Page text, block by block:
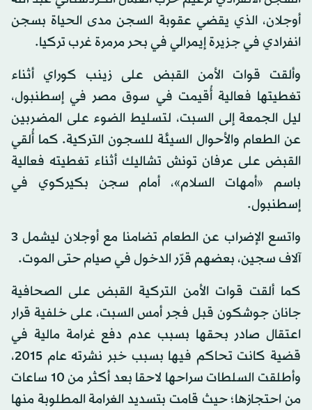
أوجلان، الذي يقضي عقوبة السجن مدى الحياة بسجن
انفرادي في جزيرة إيمرالي في بحر مرمرة غرب تركيا.
وألقت قوات الأمن القبض على زينب كوراي أثناء
تغطيتها فعالية أُقيمت في سوق مصر في إسطنبول،
ليل الجمعة إلى السبت، لتسليط الضوء على المضربين
عن الطعام والأحوال السيئة للسجون التركية. كما أُلقي
القبض على عرفان تونش تشاليك أثناء تغطيته فعالية
باسم «أمهات السلام»، أمام سجن بكيركوي في
إسطنبول.
واتسع الإضراب عن الطعام تضامنا مع أوجلان ليشمل 3
آلاف سجين، بعضهم قرّر الدخول في صيام حتى الموت.
كما ألقت قوات الأمن التركية القبض على الصحافية
جانان جوشكون قبل فجر أمس السبت، على خلفية قرار
اعتقال صادر بحقها بسبب عدم دفع غرامة مالية في
قضية كانت تحاكم فيها بسبب خبر نشرته عام 2015،
وأطلقت السلطات سراحها لاحقا بعد أكثر من 10 ساعات
من احتجازها؛ حيث قامت بتسديد الغرامة المطلوبة منها